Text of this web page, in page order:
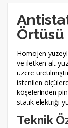
Örtüsü
Homojen
ve iletken alt
üzere
istenilen
köşelerinden
statik elektriği
Teknik